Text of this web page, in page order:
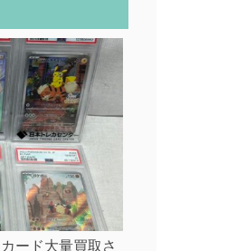
ード大量買取さ